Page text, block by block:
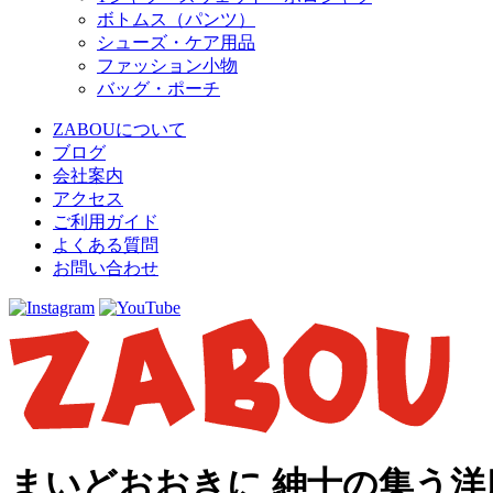
ボトムス（パンツ）
シューズ・ケア用品
ファッション小物
バッグ・ポーチ
ZABOUについて
ブログ
会社案内
アクセス
ご利用ガイド
よくある質問
お問い合わせ
まいどおおきに 紳士の集う